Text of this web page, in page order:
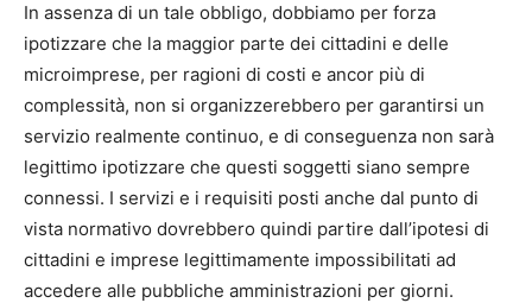
In assenza di un tale obbligo, dobbiamo per forza
ipotizzare che la maggior parte dei cittadini e delle
microimprese, per ragioni di costi e ancor più di
complessità, non si organizzerebbero per garantirsi un
servizio realmente continuo, e di conseguenza non sarà
legittimo ipotizzare che questi soggetti siano sempre
connessi. I servizi e i requisiti posti anche dal punto di
vista normativo dovrebbero quindi partire dall’ipotesi di
cittadini e imprese legittimamente impossibilitati ad
accedere alle pubbliche amministrazioni per giorni.